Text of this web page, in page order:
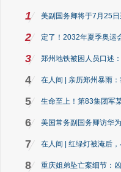
1 美副国务卿将于7月25
2 定了！2032年夏季奥运
3 郑州地铁被困人员口述
4 在人间 | 亲历郑州暴雨
5 生命至上！第83集团军
6 美国常务副国务卿访华
7 在人间 | 红绿灯被淹后
8 重庆姐弟坠亡案细节：